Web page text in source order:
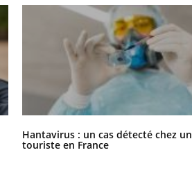
Hantavirus : un cas détecté chez un
touriste en France